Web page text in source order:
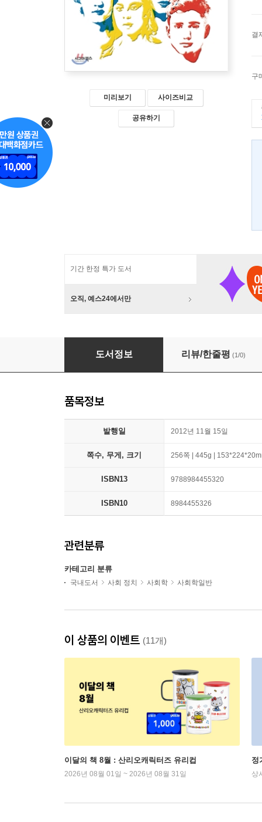
미리보기 사이즈비교
공유하기
결
구
기간 한정 특가 도서
오직, 예스24에서만
SNS 쇼크
도서정보 리뷰/한줄평 (1/0)
품목정보
발행일 2012년 11월 15일
쪽수, 무게, 크기 256쪽 | 445g |
ISBN13 9788984455320
ISBN10 8984455326
관련분류
카테고리 분류
국내도서 사회 정치 사회학 사회학일반
이 상품의 이벤트 (11개)
이달의 책 8월 : 산리오캐릭터즈 유리컵
2026년 08월 01일 ~ 2026년 08월 31일
정
상